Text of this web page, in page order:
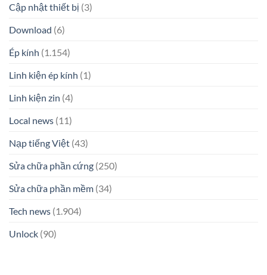
Cập nhật thiết bị (3)
Download (6)
Ép kính (1.154)
Linh kiện ép kính (1)
Linh kiện zin (4)
Local news (11)
Nạp tiếng Việt (43)
Sửa chữa phần cứng (250)
Sửa chữa phần mềm (34)
Tech news (1.904)
Unlock (90)